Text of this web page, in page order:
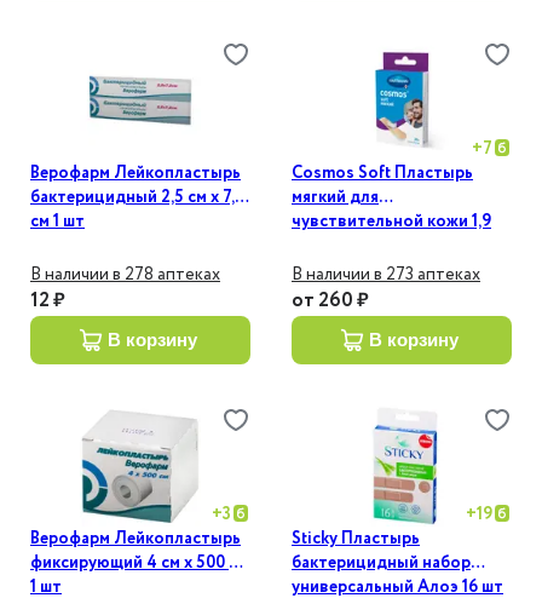
Верофарм Лейкопластырь
бактерицидный 2,5 см х 7,2
см 1 шт
В наличии в 278 аптеках
12 ₽
в корзину
+ 7
Cosmos Soft Пластырь
мягкий для
чувствительной кожи 1,9
В наличии в 273 аптеках
от 260 ₽
в корзину
+3
Верофарм Лейкопластырь
фиксирующий 4 см х 500 см
1 шт
+19
Sticky Пластырь
бактерицидный набор
универсальный Алоэ 16 шт